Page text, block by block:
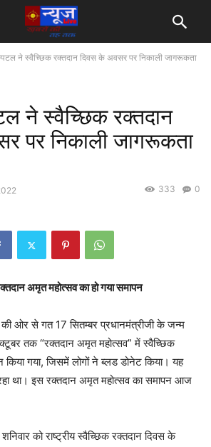
ने स्वैच्छिक रक्तदान दिवस के अवसर पर निकाली जागरूकता
ने स्वैच्छिक रक्तदान
पर निकाली जागरूकता
0
333
अमृत महोत्सव का हो गया समापन
ओर से गत 17 सितम्बर प्रधानमंत्रीजी के जन्म
तक “रक्तदान अमृत महोत्सव” में स्वैच्छिक
किया गया, जिसमें लोगों ने ब्लड डोनेट किया। यह
था। इस रक्तदान अमृत महोत्सव का समापन आज
को राष्ट्रीय स्वैच्छिक रक्तदान दिवस के